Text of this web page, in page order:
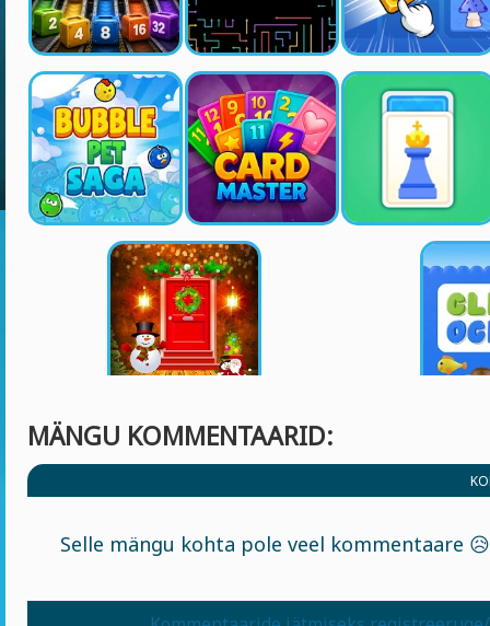
MÄNGU KOMMENTAARID:
Selle mängu kohta pole veel kommentaare